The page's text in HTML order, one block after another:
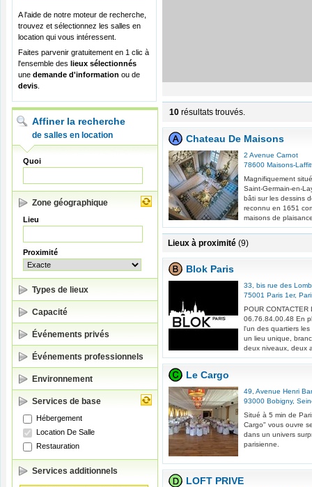
A l'aide de notre moteur de recherche,
trouvez et sélectionnez les salles en
location qui vous intéressent.
Faites parvenir gratuitement en 1 clic à
l'ensemble des lieux sélectionnés
une demande d'information ou de
devis
Affiner la recherche
de salles en location
Quoi
Zone géographique
Lieu
Proximité
Types de lieux
Capacité
Événements privés
Événements professionnels
Environnement
Services de base
Hébergement
Location De Salle
Restauration
Services additionnels
10 résultats trouvés.
Chateau De Maisons
2 Avenue Carnot
78600 Maisons-
Magnifiquement
Saint-Germain-en-
bâti sur les dessins
reconnu en 1651
maisons de
Lieux à proximité (9)
Blok Paris
33, bis rue des
75001 Paris 1er,
POUR
06.76.84.00.48 En
l'un des quartiers
un lieu unique,
deux niveaux, deux
Le Cargo
49, Avenue Henri
93000 Bobigny,
Situé à 5 min de
Cargo" vous ouvre
dans un univers
parisienne.
LOFT PRIVE